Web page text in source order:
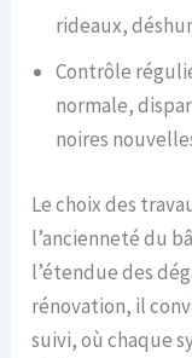
rideaux,
Contrôle
normale,
noires
Le choix des
l’ancienneté du
l’étendue des
rénovation, il
suivi, où chaque